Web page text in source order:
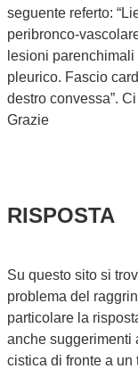
seguente referto:
peribronco-
lesioni
pleurico. Fascio
destro convessa”.
Grazie
RISPOSTA
Su questo sito si
problema del
particolare la
anche suggerimenti
cistica di fronte a